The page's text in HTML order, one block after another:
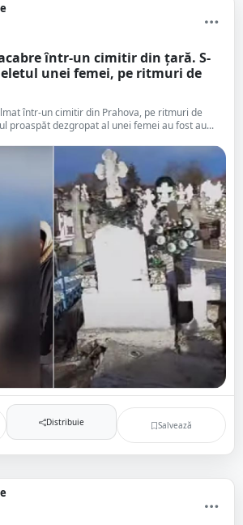
într-un cimitir din țară. S-
unei femei, pe ritmuri de
într-un cimitir din Prahova, pe ritmuri de
proaspăt dezgropat al unei femei au fost au...
Distribuie Salvează